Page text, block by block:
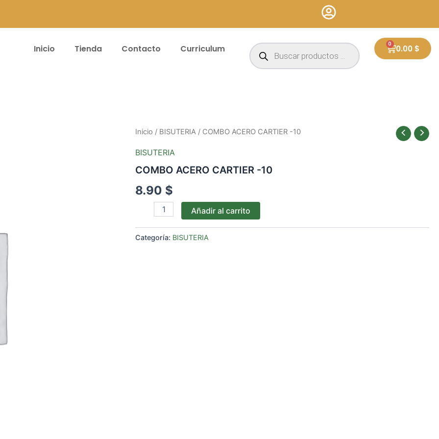
Inicio Tienda Contacto Curriculum
Búsqueda
de
productos
0.00 $
0
Cart
Inicio / BISUTERIA / COMBO ACERO CARTIER -10
BISUTERIA
COMBO ACERO CARTIER -10
8.90 $
COMBO
CARTIER
cantidad
Añadir al carrito
Categoría: BISUTERIA